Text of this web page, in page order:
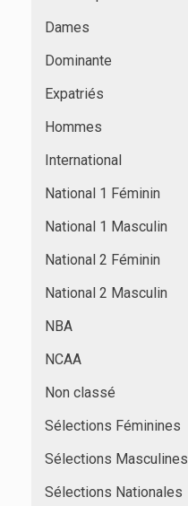
Dames
Dominante
Expatriés
Hommes
International
National 1 Féminin
National 1 Masculin
National 2 Féminin
National 2 Masculin
NBA
NCAA
Non classé
Sélections Féminines
Sélections Masculines
Sélections Nationales